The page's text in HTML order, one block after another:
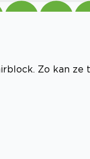
Zo kan ze